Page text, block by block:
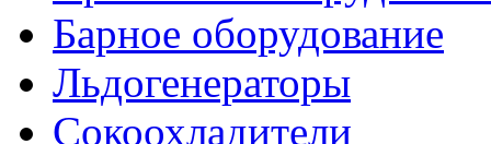
Барное оборудование
Льдогенераторы
Сокоохладители